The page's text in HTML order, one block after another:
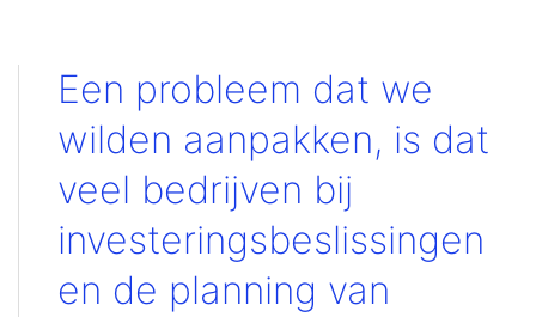
Een probleem dat we
wilden aanpakken, is dat
veel bedrijven bij
investeringsbeslissingen
en de planning van